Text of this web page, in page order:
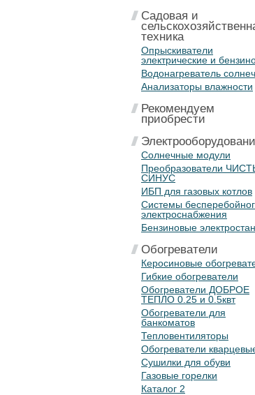
Садовая и
техника
Опрыскиватели
электрические и
Водонагреватель
Анализаторы влажности
Рекомендуем
приобрести
Солнечные модули
Преобразователи
СИНУС
ИБП для газовых котлов
Системы
электроснабжения
Бензиновые
Обогреватели
Керосиновые
Гибкие обогреватели
Обогреватели ДОБРОЕ
ТЕПЛО 0.25 и 0.5квт
Обогреватели для
банкоматов
Тепловентиляторы
Обогреватели
Сушилки для обуви
Газовые горелки
Каталог 2